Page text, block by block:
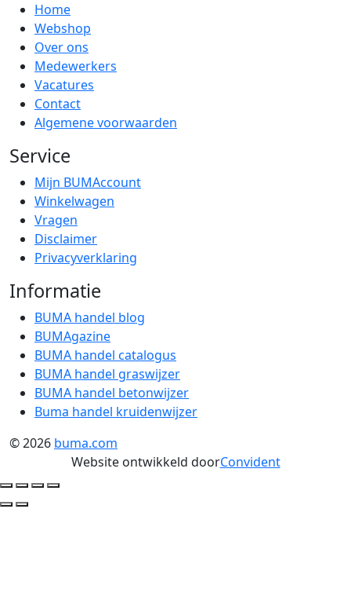
Home
Webshop
Over ons
Medewerkers
Vacatures
Contact
Algemene voorwaarden
Service
Mijn BUMAccount
Winkelwagen
Vragen
Disclaimer
Privacyverklaring
Informatie
BUMA handel blog
BUMAgazine
BUMA handel catalogus
BUMA handel graswijzer
BUMA handel betonwijzer
Buma handel kruidenwijzer
© 2026 buma.com
Website ontwikkeld doorConvident